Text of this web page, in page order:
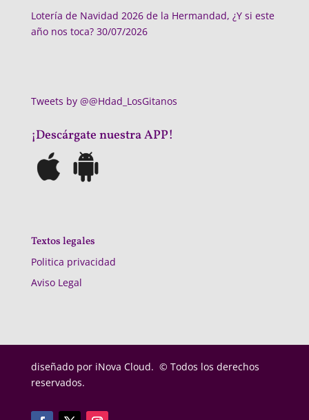
Lotería de Navidad 2026 de la Hermandad, ¿Y si este
año nos toca? 30/07/2026
Tweets by @@Hdad_LosGitanos
¡Descárgate nuestra APP!
Textos legales
Politica privacidad
Aviso Legal
diseñado por iNova Cloud. © Todos los derechos
reservados.